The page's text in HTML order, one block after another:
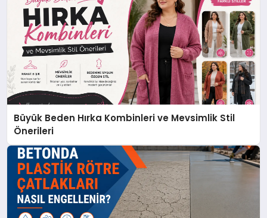
Büyük Beden Hırka Kombinleri ve Mevsimlik Stil
Önerileri